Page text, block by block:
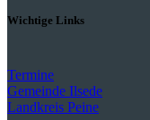
Wichtige Links
Termine
Gemeinde Ilsede
Landkreis Peine